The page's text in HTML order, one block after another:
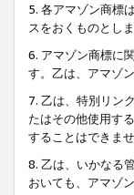
5. 各アマゾン商標
スをおくものとし
6. アマゾン商標に
す。乙は、アマゾ
7. 乙は、特別リン
たはその他使用す
することはできませ
8. 乙は、いかなる
おいても、アマゾ